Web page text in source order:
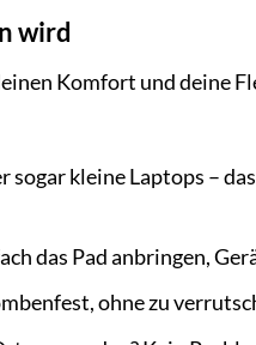
wird
Komfort und deine
sogar kleine Laptops – das
das Pad anbringen,
ohne zu